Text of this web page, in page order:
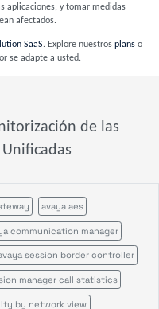
aplicaciones, y tomar medidas
afectados.
SaaS. Explore nuestros planso
se adapte a usted.
de las
avaya aes
communication manager
session border controller
manager call statistics
by network view